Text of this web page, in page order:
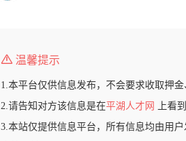
温馨提示
1.本平台仅供信息发布，不会要求收取押金
2.请告知对方该信息是在平湖人才网
上看
3.本站仅提供信息平台，所有信息均由用